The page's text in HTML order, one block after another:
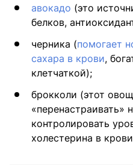
авокадо (это
белков,
черника (помогает
сахара в крови,
клетчаткой);
брокколи (этот
«перенастраивать»
контролировать
холестерина в